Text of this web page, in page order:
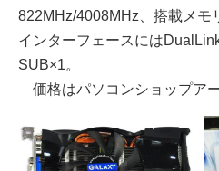
822MHz/4008MHz、搭載メモ
インターフェースには
SUB×1。
価格はパソコンショップア